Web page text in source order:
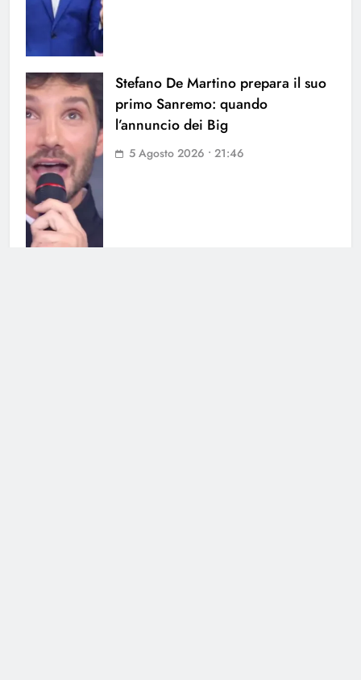
Stefano De Martino prepara il suo
primo Sanremo: quando
l’annuncio dei Big
5 Agosto 2026 • 21:46